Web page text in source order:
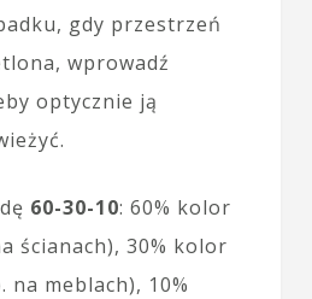
gdy przestrzeń
wprowadź
optycznie ją
60-30-10: 60% kolor
ścianach), 30% kolor
na meblach), 10%